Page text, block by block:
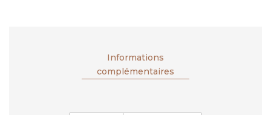
Informations
complémentaires